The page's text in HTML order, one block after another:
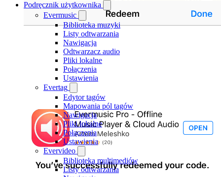
Podręcznik użytkownika
Evermusic
Biblioteka muzyki
Listy odtwarzania
Nawigacja
Odtwarzacz audio
Pliki lokalne
Połączenia
Ustawienia
Evertag
Edytor tagów
Mapowania pól tagów
Nawigacja
Pliki lokalne
Połączenia
Ustawienia
Evervideo
Biblioteka multimediów
Listy odtwarzania